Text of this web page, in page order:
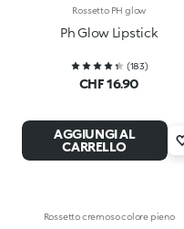
Rossetto PH glow
Ph Glow Lipstick
(183)
CHF 16.90
AGGIUNGI AL
CARRELLO
Rossetto cremoso colore pieno